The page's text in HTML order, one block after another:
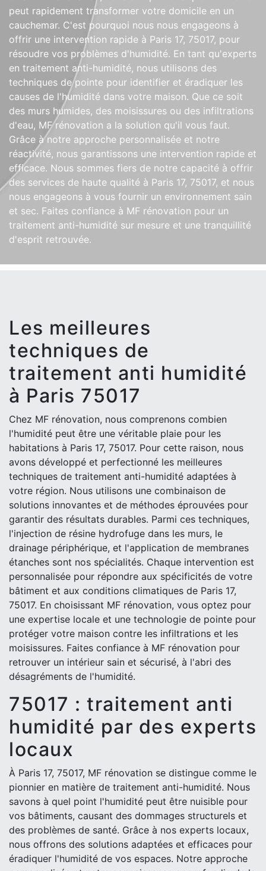
peut rapidement transformer votre domicile en un
cauchemar. C'est pourquoi nous nous engageons à
offrir une intervention rapide à Paris 17, 75017, pour
résoudre vos problèmes d'humidité. En tant qu'experts
en traitement anti-humidité, nous utilisons des
techniques de pointe pour identifier et éradiquer les
causes de l'humidité dans votre maison. Que ce soit
des murs humides, des moisissures ou des infiltrations
d'eau, MF rénovation a la solution qu'il vous faut.
Grâce à notre approche personnalisée et notre
réactivité, nous garantissons une intervention rapide et
efficace. Nous sommes fiers de notre capacité à offrir
des services de haute qualité à Paris 17, 75017, et nous
nous engageons à vous fournir un environnement sain
et sec. Faites confiance à MF rénovation pour un
traitement anti-humidité sur mesure et une tranquillité
d'esprit retrouvée.
Les meilleures
techniques de
traitement anti humidité
à Paris 75017
Chez MF rénovation, nous comprenons combien
l'humidité peut être une véritable plaie pour les
habitations à Paris 17, 75017. Pour cette raison, nous
avons développé et perfectionné les meilleures
techniques de traitement anti-humidité adaptées à
votre région. Nous utilisons une combinaison de
solutions innovantes et de méthodes éprouvées pour
garantir des résultats durables. Parmi ces techniques,
l'injection de résine hydrofuge dans les murs, le
drainage périphérique, et l'application de membranes
étanches sont nos spécialités. Chaque intervention est
personnalisée pour répondre aux spécificités de votre
bâtiment et aux conditions climatiques de Paris 17,
75017. En choisissant MF rénovation, vous optez pour
une expertise locale et une technologie de pointe pour
protéger votre maison contre les infiltrations et les
moisissures. Faites confiance à MF rénovation pour
retrouver un intérieur sain et sécurisé, à l'abri des
désagréments de l'humidité.
75017 : traitement anti
humidité par des experts
locaux
À Paris 17, 75017, MF rénovation se distingue comme le
pionnier en matière de traitement anti-humidité. Nous
savons à quel point l'humidité peut être nuisible pour
vos bâtiments, causant des dommages structurels et
des problèmes de santé. Grâce à nos experts locaux,
nous offrons des solutions adaptées et efficaces pour
éradiquer l'humidité de vos espaces. Notre approche